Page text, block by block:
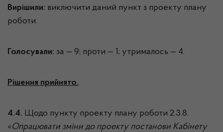
Вирішили: виключити даний пункт з проекту плану
роботи.
Голосували: за — 9; проти — 1; утрималось — 4.
Рішення прийнято.
4.4. Щодо пункту проекту плану роботи 2.3.8.
«Опрацювати зміни до проекту постанови Кабінету